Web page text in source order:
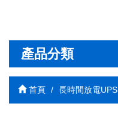
產品分類
首頁 長時間放電UPS